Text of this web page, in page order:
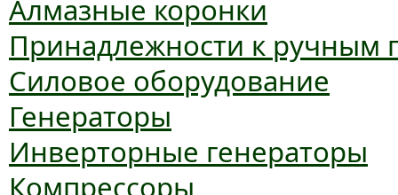
Алмазные коронки
Принадлежности к ручным
Силовое оборудование
Генераторы
Инверторные генераторы
Компрессоры